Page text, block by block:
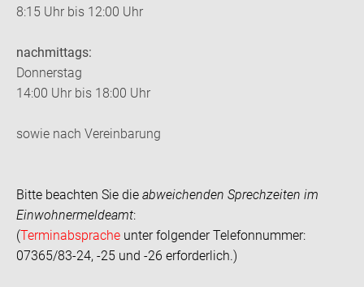
8:15 Uhr bis 12:00 Uhr
nachmittags:
Donnerstag
14:00 Uhr bis 18:00 Uhr
sowie nach Vereinbarung
Bitte beachten Sie die abweichenden Sprechzeiten im
Einwohnermeldeamt:
(Terminabsprache unter folgender Telefonnummer:
07365/83-24, -25 und -26 erforderlich.)